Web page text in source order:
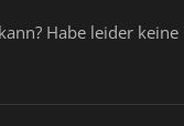
Habe leider